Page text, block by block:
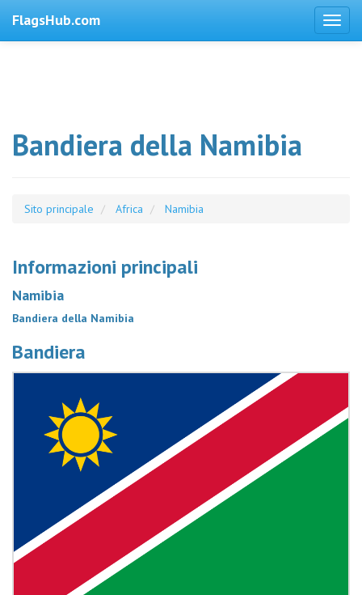
FlagsHub.com
Bandiera della Namibia
Sito principale Africa Namibia
Informazioni principali
Namibia
Bandiera della Namibia
Bandiera